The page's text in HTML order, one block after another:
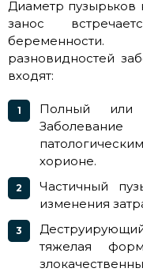
Диаметр
занос
разновидностей
входят:
Полный или
хорионе.
Частичный
изменения
тяжелая